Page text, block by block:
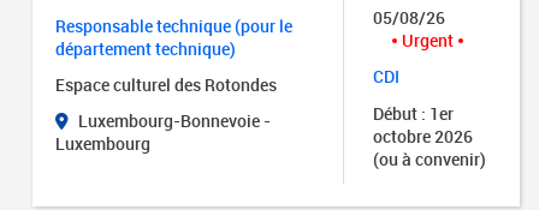
Responsable technique (pour le
département technique)
Espace culturel des Rotondes
Luxembourg-Bonnevoie -
Luxembourg
05/08/26
Urgent
CDI
Début : 1er
octobre 2026
(ou à convenir)